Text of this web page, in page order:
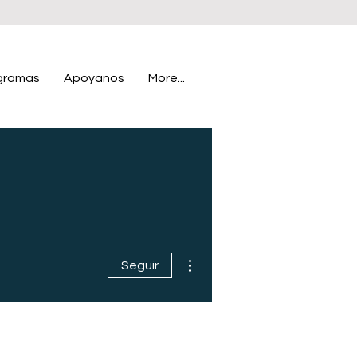
Apoyanos More...
Seguir